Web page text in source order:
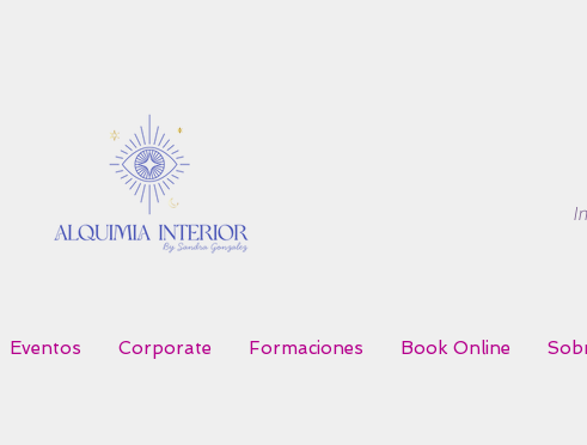
Eventos Corporate Formaciones Book Online